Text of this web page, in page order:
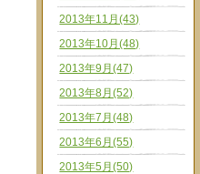
2013年11月(43)
2013年10月(48)
2013年9月(47)
2013年8月(52)
2013年7月(48)
2013年6月(55)
2013年5月(50)